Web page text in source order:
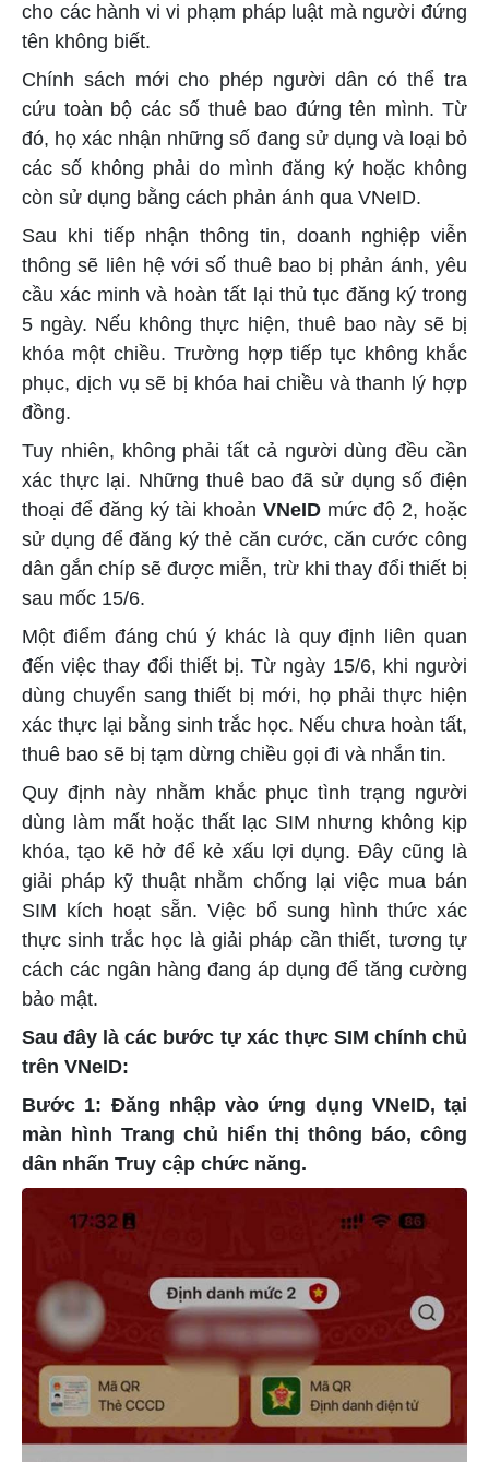
cho các hành vi vi phạm pháp luật mà người đứng
tên không biết.
Chính sách mới cho phép người dân có thể tra
cứu toàn bộ các số thuê bao đứng tên mình. Từ
đó, họ xác nhận những số đang sử dụng và loại bỏ
các số không phải do mình đăng ký hoặc không
còn sử dụng bằng cách phản ánh qua VNeID.
Sau khi tiếp nhận thông tin, doanh nghiệp viễn
thông sẽ liên hệ với số thuê bao bị phản ánh, yêu
cầu xác minh và hoàn tất lại thủ tục đăng ký trong
5 ngày. Nếu không thực hiện, thuê bao này sẽ bị
khóa một chiều. Trường hợp tiếp tục không khắc
phục, dịch vụ sẽ bị khóa hai chiều và thanh lý hợp
đồng.
Tuy nhiên, không phải tất cả người dùng đều cần
xác thực lại. Những thuê bao đã sử dụng số điện
thoại để đăng ký tài khoản VNeID mức độ 2, hoặc
sử dụng để đăng ký thẻ căn cước, căn cước công
dân gắn chíp sẽ được miễn, trừ khi thay đổi thiết bị
sau mốc 15/6.
Một điểm đáng chú ý khác là quy định liên quan
đến việc thay đổi thiết bị. Từ ngày 15/6, khi người
dùng chuyển sang thiết bị mới, họ phải thực hiện
xác thực lại bằng sinh trắc học. Nếu chưa hoàn tất,
thuê bao sẽ bị tạm dừng chiều gọi đi và nhắn tin.
Quy định này nhằm khắc phục tình trạng người
dùng làm mất hoặc thất lạc SIM nhưng không kịp
khóa, tạo kẽ hở để kẻ xấu lợi dụng. Đây cũng là
giải pháp kỹ thuật nhằm chống lại việc mua bán
SIM kích hoạt sẵn. Việc bổ sung hình thức xác
thực sinh trắc học là giải pháp cần thiết, tương tự
cách các ngân hàng đang áp dụng để tăng cường
bảo mật.
Sau đây là các bước tự xác thực SIM chính chủ
trên VNeID:
Bước 1: Đăng nhập vào ứng dụng VNeID, tại
màn hình Trang chủ hiển thị thông báo, công
dân nhấn Truy cập chức năng.